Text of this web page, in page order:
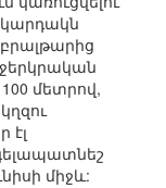
մետրով,
էլ
միջև: